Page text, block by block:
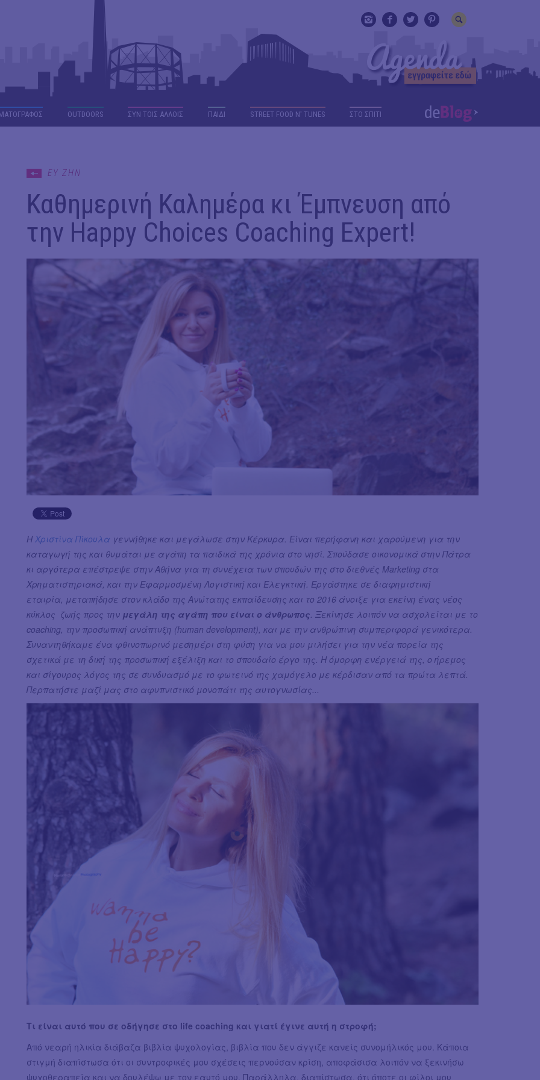
OUTDΟORS ΣΥΝ ΤΟΙΣ ΑΛΛΟΙΣ ΠΑΙΔΙ STREET FOOD N' TUNES ΣΤΟ ΣΠΙΤΙ
ΕΥ ΖΗΝ
Καθημερινή Καλημέρα κι Έμπνευση από
την Happy Choices Coaching Expert!
H Χριστίνα Πίκουλα γεννήθηκε και μεγάλωσε στην Κέρκυρα. Είναι περήφανη και χαρούμενη για την
καταγωγή της και θυμάται με αγάπη τα παιδικά της χρόνια στο νησί. Σπούδασε οικονομικά στην Πάτρα
κι αργότερα επέστρεψε στην Αθήνα για τη συνέχεια των σπουδών της στο διεθνές Marketing στα
Χρηματιστηριακά, και την Εφαρμοσμένη Λογιστική και Ελεγκτική. Εργάστηκε σε διαφημιστική
εταιρία, μεταπήδησε στον κλάδο της Ανώτατης εκπαίδευσης και το 2016 άνοιξε για εκείνη ένας νέος
κύκλος ζωής προς την μεγάλη της αγάπη που είναι ο άνθρωπος . Ξεκίνησε λοιπόν να ασχολείται με το
coaching, την προσωπική ανάπτυξη (human development), και με την ανθρώπινη συμπεριφορά γενικότερα.
Συναντηθήκαμε ένα φθινοπωρινό μεσημέρι στη φύση για να μου μιλήσει για την νέα πορεία της
σχετικά με τη δική της προσωπική εξέλιξη και το σπουδαίο έργο της. Η όμορφη ενέργειά της, ο ήρεμος
και σίγουρος λόγος της σε συνδυασμό με το φωτεινό της χαμόγελο με κέρδισαν από τα πρώτα λεπτά.
Περπατήστε μαζί μας στο αφυπνιστικό μονοπάτι της αυτογνωσίας...
Τι είναι αυτό που σε οδήγησε στο life coaching και γιατί έγινε αυτή η στροφή;
Από νεαρή ηλικία διάβαζα βιβλία ψυχολογίας, βιβλία που δεν άγγιζε κανείς συνομήλικός μου. Κάποια
στιγμή διαπίστωσα ότι οι συντροφικές μου σχέσεις περνούσαν κρίση, αποφάσισα λοιπόν να ξεκινήσω
ψυχοθεραπεία και να δουλέψω με τον εαυτό μου. Παράλληλα, διαπίστωσα, ότι όποτε οι φίλοι μου